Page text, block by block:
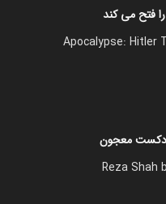
فتح می کند
Apocalypse: Hitler
معجون
Reza Shah